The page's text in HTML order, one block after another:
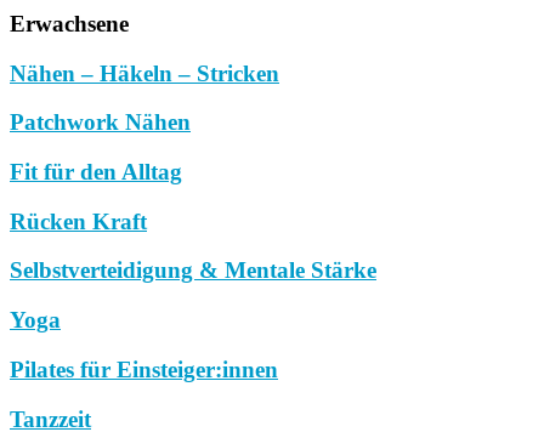
Erwachsene
Nähen – Häkeln – Stricken
Patchwork Nähen
Fit für den Alltag
Rücken Kraft
Selbstverteidigung & Mentale Stärke
Yoga
Pilates für Einsteiger:innen
Tanzzeit